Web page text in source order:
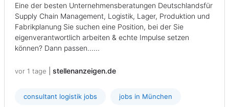
Eine der besten Unternehmensberatungen Deutschlandsfür
Supply Chain Management, Logistik, Lager, Produktion und
Fabrikplanung Sie suchen eine Position, bei der Sie
eigenverantwortlich arbeiten & echte Impulse setzen
können? Dann passen......
vor 1 tage stellenanzeigen.de
consultant logistik jobs jobs in München